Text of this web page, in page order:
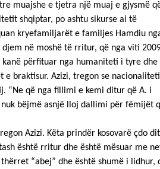
muajshe e tjetra një muaj e gjysmë
shqiptar, po ashtu sikurse ai të
kryefamiljarët e familjes Hamdiu
në moshë të rritur, që nga viti
përfituar nga humaniteti i tyre dhe
braktisur. Azizi, tregon se
“Ne që nga fillimi e kemi ditur që A. i
bëjmë asnjë lloj dallimi për fëmijët
Azizi. Këta prindër kosovarë çdo
është rritur dhe është mësuar me
“abej” dhe është shumë i lidhur,